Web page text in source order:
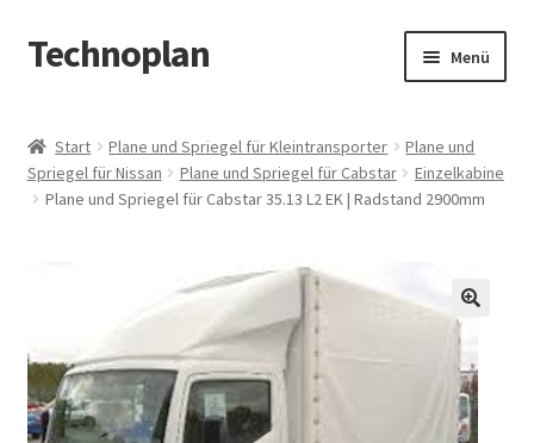
Zur
Navigation
Zum
Inhalt
Technoplan Menü
AGB
Kasse
Warenkorb
Start Plane und Spriegel für Kleintransporter
Plane und
Spriegel für Nissan
Plane und Spriegel für Cabstar
Einzelkabine
Plane und Spriegel für Cabstar 35.13 L2 EK | Radstand 2900mm